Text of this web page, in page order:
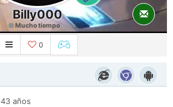
Billy000
Mucho tiempo
0
43 años